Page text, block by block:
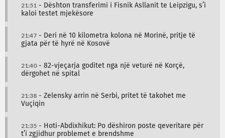
21:51 - Dështon transferimi i Fisnik Asllanit te Leipzigu, s’i
kaloi testet mjekësore
21:47 - Deri në 10 kilometra kolona në Morinë, pritje të
gjata për të hyrë në Kosovë
21:40- 82-vjeçarja goditet nga një veturë në Korçë,
dërgohet në spital
21:38 - Zelensky arrin në Serbi, pritet të takohet me
Vuçiqin
21:35 - Hoti-Abdixhikut: Po dëshiron poste qeveritare për
t’i zgjidhur problemet e brendshme